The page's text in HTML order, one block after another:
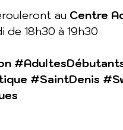
au Centre
de 18h30 à 19h30
#SaintDenis